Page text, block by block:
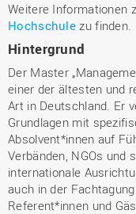
Weitere Informationen
Hochschulezu finden.
Hintergrund
Der Master
einer der ältesten und
Art in Deutschland. Er
Grundlagen mit
Absolvent*innen auf
Verbänden, NGOs und
internationale
auch in der
Referent*innen und